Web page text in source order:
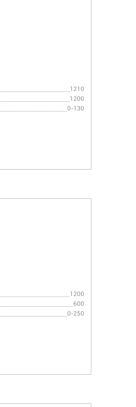
1210
1200
0-130
1200
600
0-250